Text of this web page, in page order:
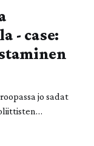
- case:
jo sadat